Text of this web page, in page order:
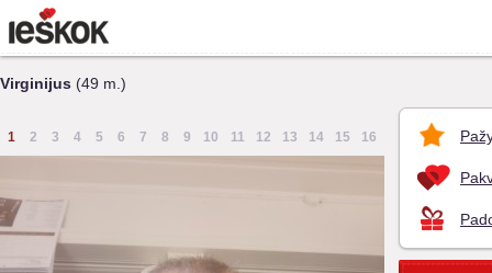
Virginijus (49 m.)
1 2 3 4 5 6 7 8 9 10 11 12 13 14 15 16